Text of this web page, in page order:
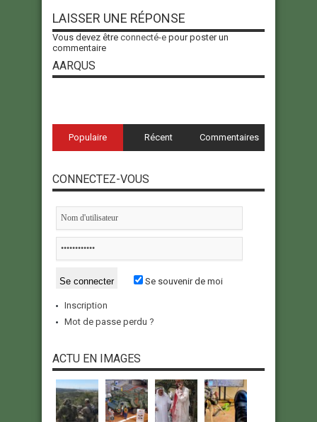
LAISSER UNE RÉPONSE
Vous devez être connecté-e pour poster un
commentaire
AARQUS
Populaire Récent Commentaires
CONNECTEZ-VOUS
Se souvenir de moi
Inscription
Mot de passe perdu ?
ACTU EN IMAGES